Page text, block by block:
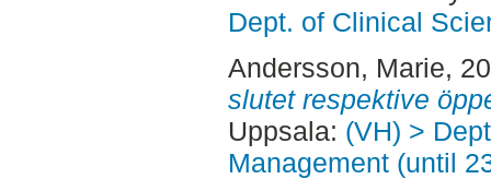
Dept. of Clinical
Andersson, Marie,
slutet respektive
Uppsala: (VH) >
Management (until